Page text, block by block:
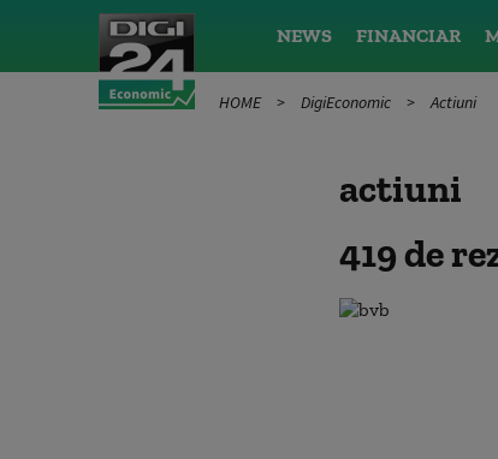
NEWS FINANCIAR
HOME DigiEconomic Actiuni
actiuni
419 de